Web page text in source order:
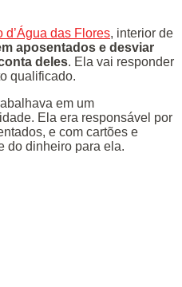
d’Água das Flores, interior de
aposentados e desviar
deles. Ela vai responder
qualificado.
em um
Ela era responsável por
e com cartões e
do dinheiro para ela.